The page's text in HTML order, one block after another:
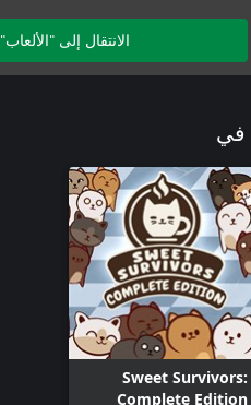
Sweet Survivors
الانتقال إلى "الألعاب"
في
Sweet Survivors:
Complete Edition